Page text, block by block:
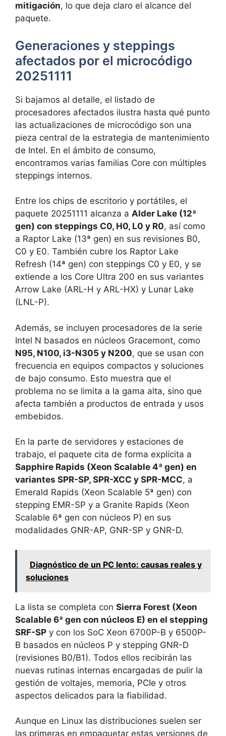
mitigación, lo que deja claro el alcance del
paquete.
Generaciones y steppings
afectados por el microcódigo
20251111
Si bajamos al detalle, el listado de
procesadores afectados ilustra hasta qué punto
las actualizaciones de microcódigo son una
pieza central de la estrategia de mantenimiento
de Intel. En el ámbito de consumo,
encontramos varias familias Core con múltiples
steppings internos.
Entre los chips de escritorio y portátiles, el
paquete 20251111 alcanza a Alder Lake (12ª
gen) con steppings C0, H0, L0 y R0, así como
a Raptor Lake (13ª gen) en sus revisiones B0,
C0 y E0. También cubre los Raptor Lake
Refresh (14ª gen) con steppings C0 y E0, y se
extiende a los Core Ultra 200 en sus variantes
Arrow Lake (ARL-H y ARL-HX) y Lunar Lake
(LNL-P).
Además, se incluyen procesadores de la serie
Intel N basados en núcleos Gracemont, como
N95, N100, i3-N305 y N200, que se usan con
frecuencia en equipos compactos y soluciones
de bajo consumo. Esto muestra que el
problema no se limita a la gama alta, sino que
afecta también a productos de entrada y usos
embebidos.
En la parte de servidores y estaciones de
trabajo, el paquete cita de forma explícita a
Sapphire Rapids (Xeon Scalable 4ª gen) en
variantes SPR-SP, SPR-XCC y SPR-MCC, a
Emerald Rapids (Xeon Scalable 5ª gen) con
stepping EMR-SP y a Granite Rapids (Xeon
Scalable 6ª gen con núcleos P) en sus
modalidades GNR-AP, GNR-SP y GNR-D.
Diagnóstico de un PC lento: causas reales y
soluciones
La lista se completa con Sierra Forest (Xeon
Scalable 6ª gen con núcleos E) en el stepping
SRF-SP y con los SoC Xeon 6700P-B y 6500P-
B basados en núcleos P y stepping GNR-D
(revisiones B0/B1). Todos ellos recibirán las
nuevas rutinas internas encargadas de pulir la
gestión de voltajes, memoria, PCIe y otros
aspectos delicados para la fiabilidad.
Aunque en Linux las distribuciones suelen ser
las primeras en empaquetar estas versiones de